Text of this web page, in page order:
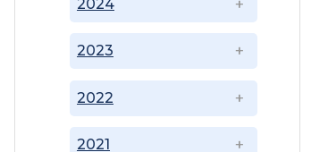
2021
2022
2023
2024